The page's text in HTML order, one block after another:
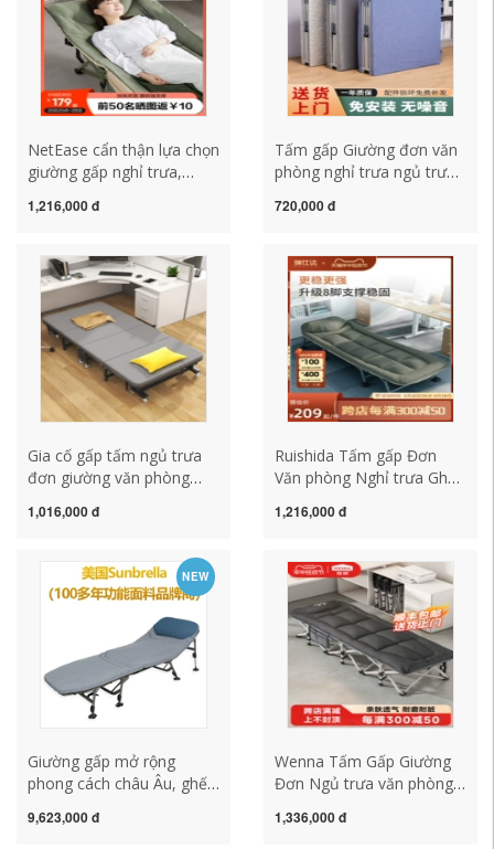
NetEase cẩn thận lựa chọn
giường gấp nghỉ trưa,
ngủ trưa văn phòng,
nhỏ đơn giản, ghế tựa di
động
1,216,000 đ
Tấm gấp Giường đơn văn
phòng nghỉ trưa ngủ trưa
bệnh viện đi kèm giường
tại nhà
720,000 đ
Gia cố gấp tấm ngủ trưa
đơn giường văn phòng
đồng hành giường đơn
1,016,000 đ
Ruishida Tấm gấp Đơn
Văn phòng Nghỉ trưa Ghế
động Hiện vật Đơn giản
1,216,000 đ
NEW
Giường gấp mở rộng
phong cách châu Âu, ghế
đơn, giường cắm trại,
9,623,000 đ
Wenna Tấm Gấp Giường
Đơn Ngủ trưa văn phòng
tựa Nhà đơn giản Đi kèm
1,336,000 đ